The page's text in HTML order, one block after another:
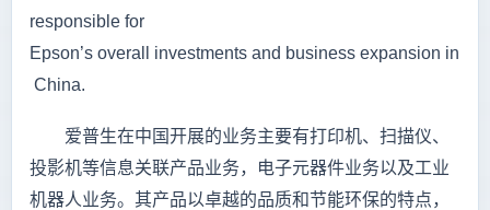
responsible for
Epson’s overall investments and business expansion in
China.
爱普生在中国开展的业务主要有打印机、扫描仪、
投影机等信息关联产品业务，电子元器件业务以及工业
机器人业务。其产品以卓越的品质和节能环保的特点，